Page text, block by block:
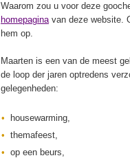
Waarom zou u voor deze
homepaginavan deze website.
hem op.
Maarten is een van de meest
de loop der jaren optredens
gelegenheden:
housewarming,
themafeest,
op een beurs,